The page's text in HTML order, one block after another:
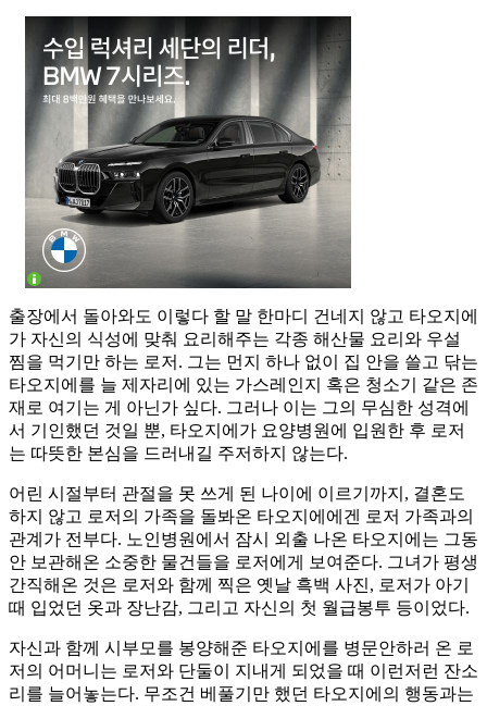
출장에서 돌아와도 이렇다 할 말 한마디 건네지 않고 타오지에
가 자신의 식성에 맞춰 요리해주는 각종 해산물 요리와 우설
찜을 먹기만 하는 로저. 그는 먼지 하나 없이 집 안을 쓸고 닦는
타오지에를 늘 제자리에 있는 가스레인지 혹은 청소기 같은 존
재로 여기는 게 아닌가 싶다. 그러나 이는 그의 무심한 성격에
서 기인했던 것일 뿐, 타오지에가 요양병원에 입원한 후 로저
는 따뜻한 본심을 드러내길 주저하지 않는다.
어린 시절부터 관절을 못 쓰게 된 나이에 이르기까지, 결혼도
하지 않고 로저의 가족을 돌봐온 타오지에에겐 로저 가족과의
관계가 전부다. 노인병원에서 잠시 외출 나온 타오지에는 그동
안 보관해온 소중한 물건들을 로저에게 보여준다. 그녀가 평생
간직해온 것은 로저와 함께 찍은 옛날 흑백 사진, 로저가 아기
때 입었던 옷과 장난감, 그리고 자신의 첫 월급봉투 등이었다.
자신과 함께 시부모를 봉양해준 타오지에를 병문안하러 온 로
저의 어머니는 로저와 단둘이 지내게 되었을 때 이런저런 잔소
리를 늘어놓는다. 무조건 베풀기만 했던 타오지에의 행동과는